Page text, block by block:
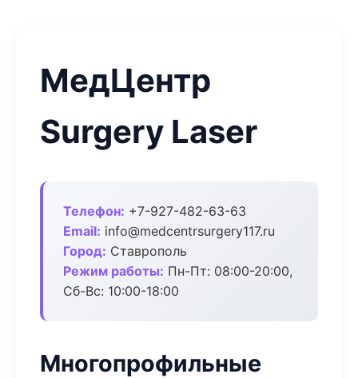
МедЦентр
Surgery Laser
Телефон: +7-927-482-63-63
Email: info@medcentrsurgery117.ru
Город: Ставрополь
Режим работы: Пн-Пт: 08:00-20:00,
Сб-Вс: 10:00-18:00
Многопрофильные